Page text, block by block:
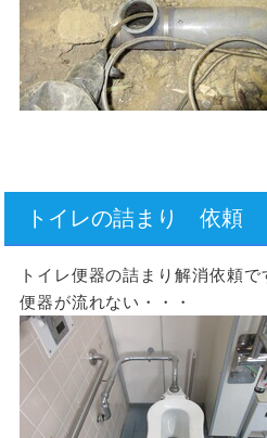
トイレの詰まり 依頼
トイレ便器の詰まり解消依頼で
便器が流れない・・・